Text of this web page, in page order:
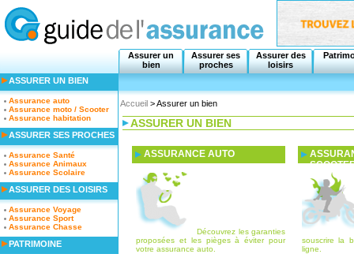
Assurer un
bien
Assurer ses
proches
Assurer des
loisirs
Accueil > Assurer un bien
ASSURER UN BIEN
ASSURANCE AUTO
Découvrez les garanties
proposées et les pièges à éviter pour
votre assurance auto.
souscrire la
ligne.
ASSURER UN BIEN
Assurance auto
Assurance moto / Scooter
Assurance habitation
ASSURER SES PROCHES
Assurance Santé
Assurance Animaux
Assurance Scolaire
ASSURER DES LOISIRS
Assurance Voyage
Assurance Sport
Assurance Chasse
PATRIMOINE